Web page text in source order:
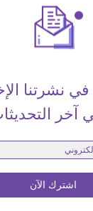
نشرتنا
آخر